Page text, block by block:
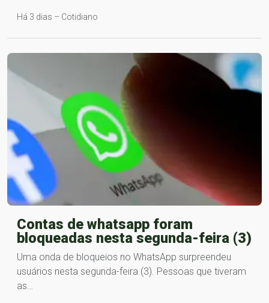
Há 3 dias – Cotidiano
Contas de whatsapp foram
bloqueadas nesta segunda-feira (3)
Uma onda de bloqueios no WhatsApp surpreendeu
usuários nesta segunda-feira (3). Pessoas que tiveram
as…